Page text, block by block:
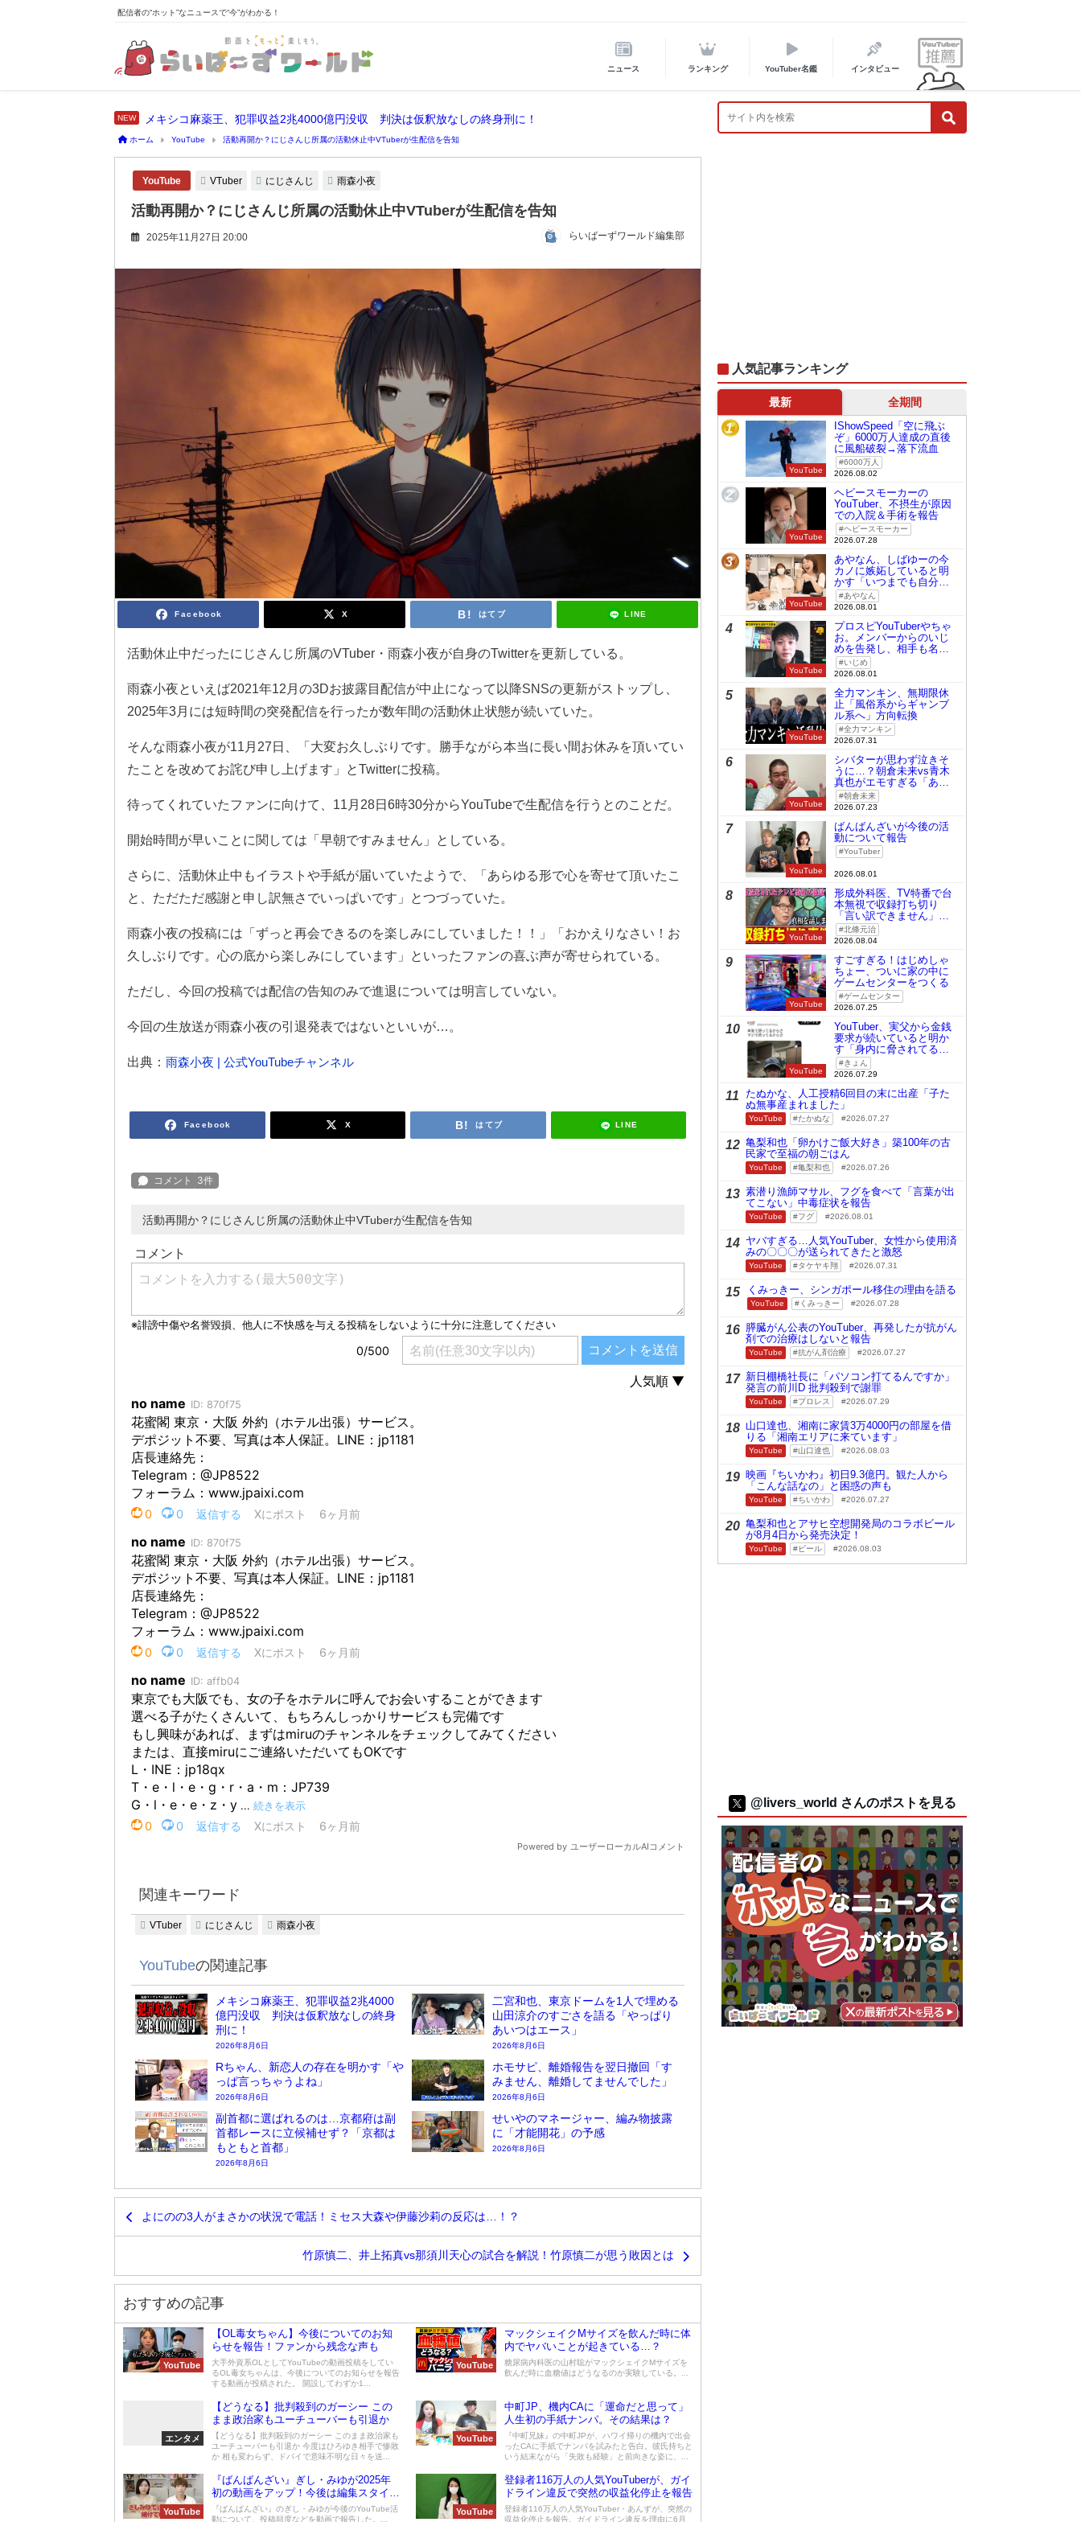
配信者の“ホット”なニュースで“今”がわかる！
ニュース ランキング YouTuber名鑑 インタビュー
メキシコ麻薬王、犯罪収益2兆4000億円没収 判決は仮釈放なしの終身刑に！
ホーム YouTube 活動再開か？にじさんじ所属の活動休止中VTuberが生配信を告知
YouTube VTuber にじさんじ 雨森小夜
活動再開か？にじさんじ所属の活動休止中VTuberが生配信を告知
2025年11月27日 20:00 らいばーずワールド編集部
Facebook X はてブ LINE
活動休止中だったにじさんじ所属のVTuber・雨森小夜が自身のTwitterを更新している。
雨森小夜といえば2021年12月の3Dお披露目配信が中止になって以降SNSの更新がストップし、
2025年3月には短時間の突発配信を行ったが数年間の活動休止状態が続いていた。
そんな雨森小夜が11月27日、「大変お久しぶりです。勝手ながら本当に長い間お休みを頂いてい
たことを改めてお詫び申し上げます」とTwitterに投稿。
待ってくれていたファンに向けて、11月28日6時30分からYouTubeで生配信を行うとのことだ。
開始時間が早いことに関しては「早朝ですみません」としている。
さらに、活動休止中もイラストや手紙が届いていたようで、「あらゆる形で心を寄せて頂いたこ
と、ただただ感謝と申し訳無さでいっぱいです」とつづっていた。
雨森小夜の投稿には「ずっと再会できるのを楽しみにしていました！！」「おかえりなさい！お
久しぶりです。心の底から楽しみにしています」といったファンの喜ぶ声が寄せられている。
ただし、今回の投稿では配信の告知のみで進退については明言していない。
今回の生放送が雨森小夜の引退発表ではないといいが…。
出典： 雨森小夜 | 公式YouTubeチャンネル
Facebook X はてブ LINE
活動再開か？にじさんじ所属の活動休止中VTuberが生配信を告知
関連キーワード
VTuber にじさんじ 雨森小夜
YouTubeの関連記事
メキシコ麻薬王、犯罪収益2兆4000
億円没収 判決は仮釈放なしの終身
刑に！
2026年8月6日
二宮和也、東京ドームを1人で埋める
山田涼介のすごさを語る「やっぱり
あいつはエース」
2026年8月6日
Rちゃん、新恋人の存在を明かす「や
っぱ言っちゃうよね」
2026年8月6日
ホモサピ、離婚報告を翌日撤回「す
みません、離婚してませんでした」
2026年8月6日
副首都に選ばれるのは…京都府は副
首都レースに立候補せず？「京都は
もともと首都」
2026年8月6日
せいやのマネージャー、編み物披露
に「才能開花」の予感
2026年8月6日
よにのの3人がまさかの状況で電話！ミセス大森や伊藤沙莉の反応は…！？
竹原慎二、井上拓真vs那須川天心の試合を解説！竹原慎二が思う敗因とは
おすすめの記事
YouTube
【OL毒女ちゃん】今後についてのお知
らせを報告！ファンから残念な声も
大手外資系OLとしてYouTubeの動画投稿をしてい
るOL毒女ちゃんは、今後についてのお知らせを報告
する動画が投稿された。 開設してわずか1...
YouTube
マックシェイクMサイズを飲んだ時に体
内でヤバいことが起きている…？
糖尿病内科医の山村聡がマックシェイクMサイズを
飲んだ時に血糖値はどうなるのか実験している。...
エンタメ
【どうなる】批判殺到のガーシー この
まま政治家もユーチューバーも引退か
【どうなる】批判殺到のガーシー このまま政治家も
ユーチューバーも引退か 今度はひろゆき相手で惨敗
か 相も変わらず、ドバイで意味不明な日々を送...
YouTube
中町JP、機内CAに「運命だと思って」
人生初の手紙ナンパ。その結果は？
『中町兄妹』の中町JPが、ハワイ帰りの機内で出会
ったCAに手紙でナンパを試みたと告白。彼氏持ちと
いう結末ながら「失敗も経験」と前向きな姿に、...
YouTube
『ばんばんざい』ぎし・みゆが2025年
初の動画をアップ！今後は編集スタイル
も一新？！
『ばんばんざい』のぎし・みゆが今後のYouTube活
動について、投稿頻度などを動画で報告した。...
YouTube
登録者116万人の人気YouTuberが、ガイ
ドライン違反で突然の収益化停止を報告
登録者116万人の人気YouTuber・あんずが、突然の
収益化停止を報告。ガイドライン違反を理由に6月
人気記事ランキング
最新 全期間
1
YouTube
IShowSpeed「空に飛ぶ
ぞ」6000万人達成の直後
に風船破裂→落下流血
6000万人
2026.08.02
2
YouTube
ヘビースモーカーの
YouTuber、不摂生が原因
での入院＆手術を報告
ヘビースモーカー
2026.07.28
3
YouTube
あやなん、しばゆーの今
カノに嫉妬していると明
かす「いつまでも自分の
ものみたいに…」
あやなん
2026.08.01
4
YouTube
プロスピYouTuberやちゃ
お。メンバーからのいじ
めを告発し、相手も名指
しで批判
いじめ
2026.08.01
5
YouTube
全力マンキン、無期限休
止「風俗系からギャンブ
ル系へ」方向転換
全力マンキン
2026.07.31
6
YouTube
シバターが思わず泣きそ
うに…？朝倉未来vs青木
真也がエモすぎる「あの
時の桜庭和志は今の青木
真也」
朝倉未来
2026.07.23
7
YouTube
ばんばんざいが今後の活
動について報告
YouTuber
2026.08.01
8
YouTube
形成外科医、TV特番で台
本無視で収録打ち切り
「言い訳できません」と
謝罪北條元治
2026.08.04
9
YouTube
すごすぎる！はじめしゃ
ちょー、ついに家の中に
ゲームセンターをつくる
ゲームセンター
2026.07.25
10
YouTube
YouTuber、実父から金銭
要求が続いていると明か
す「身内に脅されてる
の」きょん
2026.07.29
11
たぬかな、人工授精6回目の末に出産「子た
ぬ無事産まれました」
YouTube たかぬな 2026.07.27
12 亀梨和也「卵かけご飯大好き」築100年の古
民家で至福の朝ごはん
YouTube 亀梨和也 2026.07.26
13 素潜り漁師マサル、フグを食べて「言葉が出
てこない」中毒症状を報告
YouTube フグ 2026.08.01
14 ヤバすぎる…人気YouTuber、女性から使用済
みの〇〇〇が送られてきたと激怒
YouTube タケヤキ翔 2026.07.31
15 くみっきー、シンガポール移住の理由を語る
YouTube くみっきー 2026.07.28
16 膵臓がん公表のYouTuber、再発したが抗がん
剤での治療はしないと報告
YouTube 抗がん剤治療 2026.07.27
17 新日棚橋社長に「パソコン打てるんですか」
発言の前川D 批判殺到で謝罪
YouTube プロレス 2026.07.29
18 山口達也、湘南に家賃3万4000円の部屋を借
りる「湘南エリアに来ています」
YouTube 山口達也 2026.08.03
19 映画『ちいかわ』初日9.3億円。観た人から
「こんな話なの」と困惑の声も
YouTube ちいかわ 2026.07.27
20 亀梨和也とアサヒ空想開発局のコラボビール
が8月4日から発売決定！
YouTube ビール 2026.08.03
@livers_world さんのポストを見る